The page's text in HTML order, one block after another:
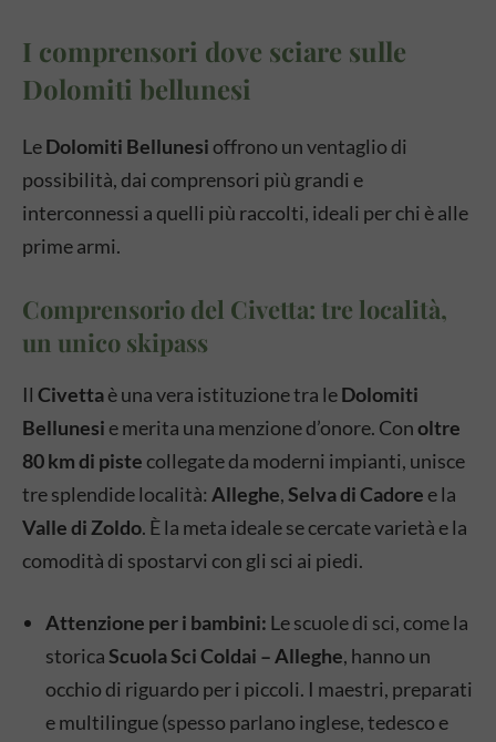
I comprensori dove sciare sulle
Dolomiti bellunesi
LeDolomiti Bellunesioffrono un ventaglio di
possibilità, dai comprensori più grandi e
interconnessi a quelli più raccolti, ideali per chi è alle
prime armi.
Comprensorio del Civetta: tre località,
un unico skipass
Il Civettaè una vera istituzione tra leDolomiti
Bellunesi e merita una menzione d’onore. Conoltre
80 km di piste collegate da moderni impianti, unisce
tre splendide località: Alleghe,Selva di Cadore e la
Valle di Zoldo. È la meta ideale se cercate varietà e la
comodità di spostarvi con gli sci ai piedi.
Attenzione per i bambini: Le scuole di sci, come la
storicaScuola Sci Coldai – Alleghe, hanno un
occhio di riguardo per i piccoli. I maestri, preparati
e multilingue (spesso parlano inglese, tedesco e